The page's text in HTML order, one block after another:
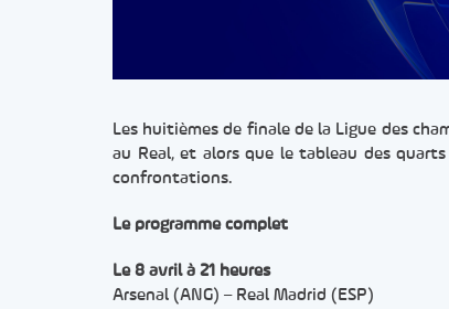
Les huitièmes de finale de la Ligue des
au Real, et alors que le tableau des
confrontations.
Le programme complet
Le 8 avril à 21 heures
Arsenal (ANG) – Real Madrid (ESP)